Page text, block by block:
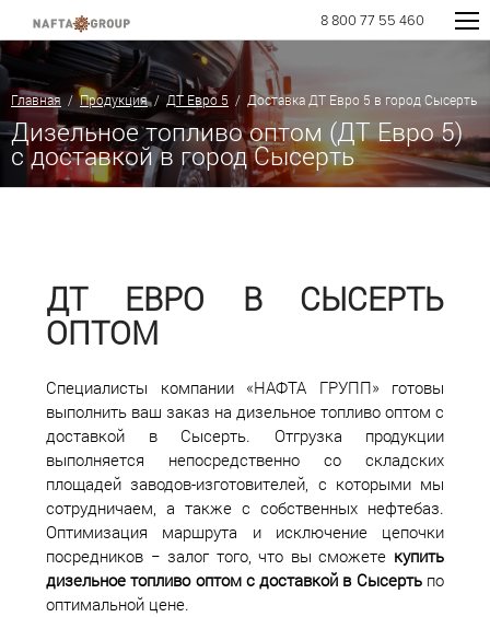
8 800 77 55 460
Главная /Продукция/ ДТ Евро 5 / Доставка ДТ Евро 5 в город Сысерть
Дизельное топливо оптом (ДТ Евро 5)
с доставкой в город Сысерть
ДТ ЕВРО В СЫСЕРТЬ
ОПТОМ
Специалисты компании «НАФТА ГРУПП» готовы
выполнить ваш заказ на дизельное топливо оптом с
доставкой в Сысерть. Отгрузка продукции
выполняется непосредственно со складских
площадей заводов-изготовителей, с которыми мы
сотрудничаем, а также с собственных нефтебаз.
Оптимизация маршрута и исключение цепочки
посредников − залог того, что вы сможете купить
дизельное топливо оптом с доставкой в Сысертьпо
оптимальной цене.